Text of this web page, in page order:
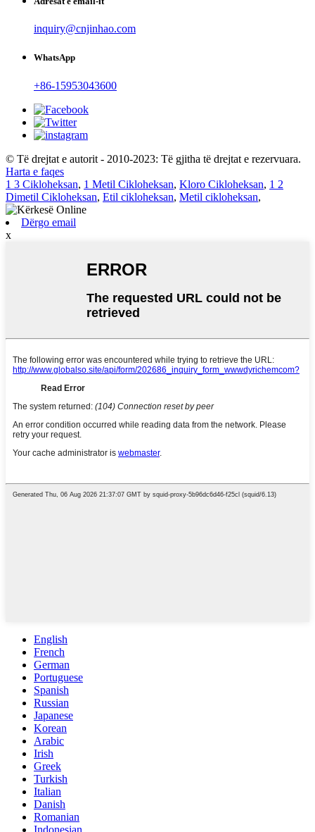
inquiry@cnjinhao.com
WhatsApp
+86-15953043600
© Të drejtat e autorit - 2010-2023: Të gjitha të drejtat e rezervuara.
Harta e faqes
1 3 Cikloheksan, 1 Metil Cikloheksan, Kloro Cikloheksan, 1 2
Dimetil Cikloheksan, Etil cikloheksan, Metil cikloheksan,
Dërgo email
x
English
French
German
Portuguese
Spanish
Russian
Japanese
Korean
Arabic
Irish
Greek
Turkish
Italian
Danish
Romanian
Indonesian